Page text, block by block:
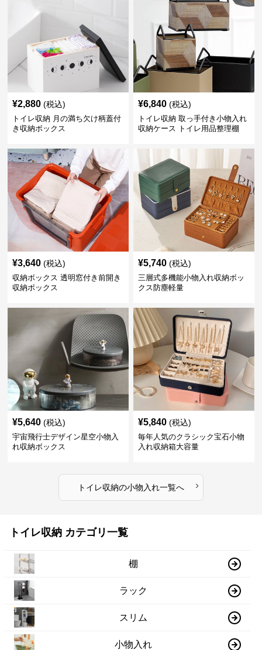
¥2,880 (税込)
トイレ収納 月の満ち欠け柄蓋付
き収納ボックス
¥6,840 (税込)
トイレ収納 取っ手付き小物入れ
収納ケース トイレ用品整理棚
¥3,640 (税込)
収納ボックス 透明窓付き前開き
収納ボックス
¥5,740 (税込)
三層式多機能小物入れ収納ボッ
クス防塵軽量
¥5,640 (税込)
宇宙飛行士デザイン星空小物入
れ収納ボックス
¥5,840 (税込)
毎年人気のクラシック宝石小物
入れ収納箱大容量
トイレ収納の小物入れ一覧へ ›
トイレ収納 カテゴリ一覧
棚
ラック
スリム
小物入れ